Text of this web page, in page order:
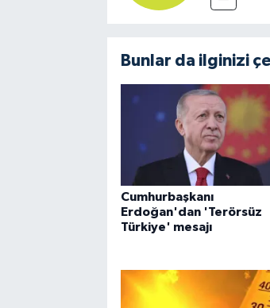
Bunlar da ilginizi
Cumhurbaşkanı
Erdoğan'dan 'Terörsüz
Türkiye' mesajı